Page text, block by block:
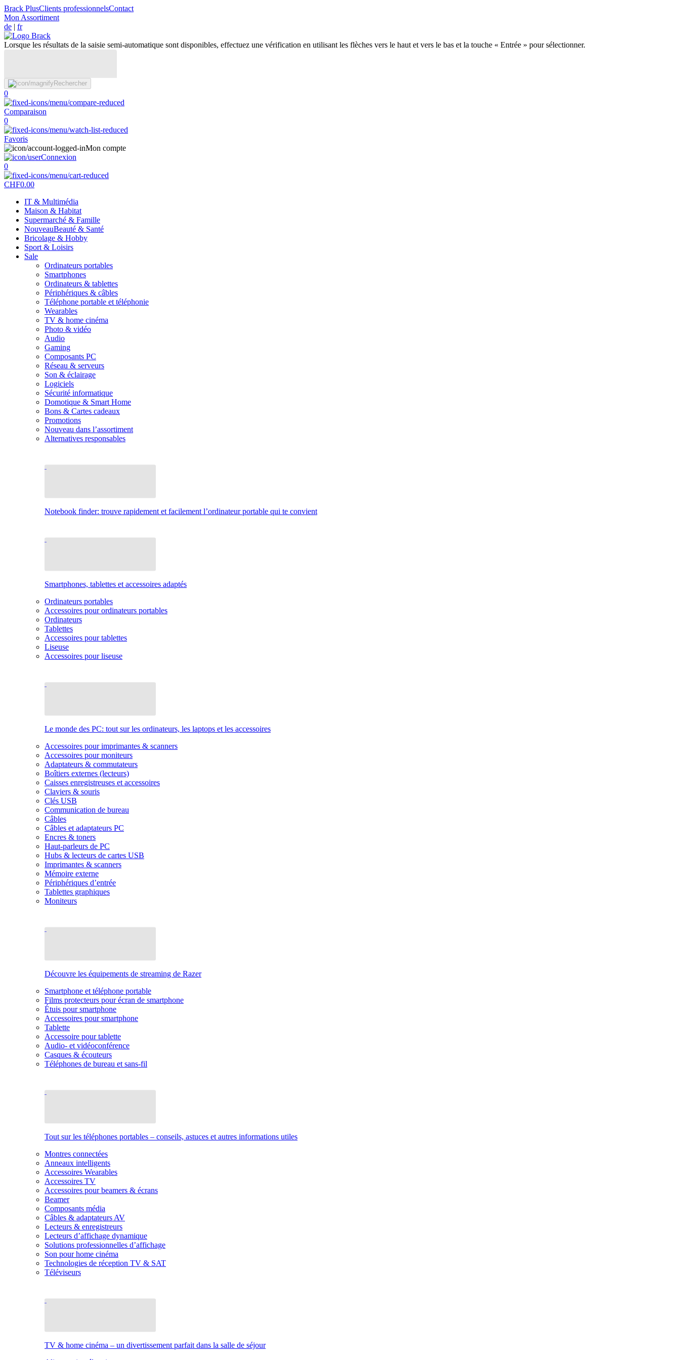
Brack PlusClients professionnelsContact
Mon Assortiment
de | fr
Lorsque les résultats de la saisie semi-automatique sont disponibles, effectuez une vérification en utilisant les flèches vers le haut et vers le bas et la touche « Entrée » pour sélectionner.
Rechercher
0
Comparaison
0
Favoris
Mon compte
Connexion
0
CHF0.00
IT & Multimédia
Maison & Habitat
Supermarché & Famille
NouveauBeauté & Santé
Bricolage & Hobby
Sport & Loisirs
Sale
Ordinateurs portables
Smartphones
Ordinateurs & tablettes
Périphériques & câbles
Téléphone portable et téléphonie
Wearables
TV & home cinéma
Photo & vidéo
Audio
Gaming
Composants PC
Réseau & serveurs
Son & éclairage
Logiciels
Sécurité informatique
Domotique & Smart Home
Bons & Cartes cadeaux
Promotions
Nouveau dans l’assortiment
Alternatives responsables
Notebook finder: trouve rapidement et facilement l’ordinateur portable qui te convient
Smartphones, tablettes et accessoires adaptés
Ordinateurs portables
Accessoires pour ordinateurs portables
Ordinateurs
Tablettes
Accessoires pour tablettes
Liseuse
Accessoires pour liseuse
Le monde des PC: tout sur les ordinateurs, les laptops et les accessoires
Accessoires pour imprimantes & scanners
Accessoires pour moniteurs
Adaptateurs & commutateurs
Boîtiers externes (lecteurs)
Caisses enregistreuses et accessoires
Claviers & souris
Clés USB
Communication de bureau
Câbles
Câbles et adaptateurs PC
Encres & toners
Haut-parleurs de PC
Hubs & lecteurs de cartes USB
Imprimantes & scanners
Mémoire externe
Périphériques d’entrée
Tablettes graphiques
Moniteurs
Découvre les équipements de streaming de Razer
Smartphone et téléphone portable
Films protecteurs pour écran de smartphone
Étuis pour smartphone
Accessoires pour smartphone
Tablette
Accessoire pour tablette
Audio- et vidéoconférence
Casques & écouteurs
Téléphones de bureau et sans-fil
Tout sur les téléphones portables – conseils, astuces et autres informations utiles
Montres connectées
Anneaux intelligents
Accessoires Wearables
Accessoires TV
Accessoires pour beamers & écrans
Beamer
Composants média
Câbles & adaptateurs AV
Lecteurs & enregistreurs
Lecteurs d’affichage dynamique
Solutions professionnelles d’affichage
Son pour home cinéma
Technologies de réception TV & SAT
Téléviseurs
TV & home cinéma – un divertissement parfait dans la salle de séjour